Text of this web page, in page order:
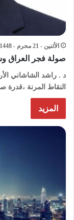
الأثنين - 21 محرم - 1448هـ / 6 يوليو - 2026م / 5:43 صباحًا
صولة فجر العراق
د . راشد الشاشاني
النقاط المرنة ،قدرة
المزيد